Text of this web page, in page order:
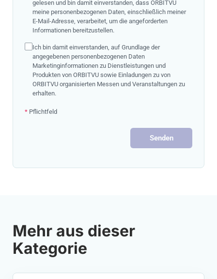
gelesen und bin damit einverstanden, dass ORBITVU
meine personenbezogenen Daten, einschließlich meiner
E-Mail-Adresse, verarbeitet, um die angeforderten
Informationen bereitzustellen.
Ich bin damit einverstanden, auf Grundlage der
angegebenen personenbezogenen Daten
Marketinginformationen zu Dienstleistungen und
Produkten von ORBITVU sowie Einladungen zu von
ORBITVU organisierten Messen und Veranstaltungen zu
erhalten.
* Pflichtfeld
Senden
Mehr aus dieser
Kategorie